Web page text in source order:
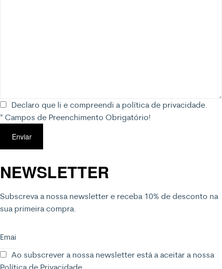
Declaro que li e compreendi a política de privacidade.
* Campos de Preenchimento Obrigatório!
Enviar
NEWSLETTER
Subscreva a nossa newsletter e receba 10% de desconto na
sua primeira compra.
Ao subscrever a nossa newsletter está a aceitar a nossa
Política de Privacidade